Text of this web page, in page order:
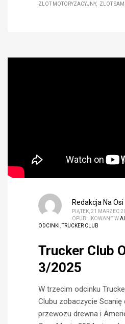
ZLOT MOTORYZACYJNY
ZLOT
Redakcja Na Osi
PIĄTEK, 21 MARZEC
OPUBLIKOWANE W
ODCINKI ,TRUCKER CLUB
Trucker Club
3/2025
W trzecim odcinku
Clubu zobaczycie Scanię
przewozu drewna i